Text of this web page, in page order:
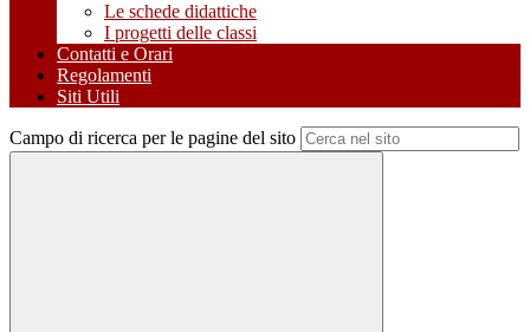
Le schede didattiche
I progetti delle classi
Contatti e Orari
Regolamenti
Siti Utili
Campo di ricerca per le pagine del sito